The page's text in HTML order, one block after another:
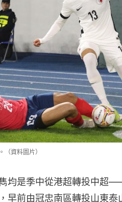
（資料圖片）
均是季中從港超轉投中超
早前由冠忠南區轉投山東泰